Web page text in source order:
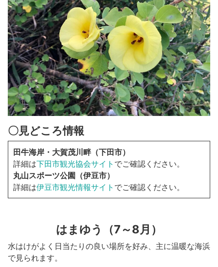
〇見どころ情報
田牛海岸・大賀茂川畔（下田市）
詳細は下田市観光協会サイト でご確認ください。
丸山スポーツ公園（伊豆市）
詳細は伊豆市観光情報サイト でご確認ください。
はまゆう（7～8月）
水はけがよく日当たりの良い場所を好み、主に温暖な海浜
で見られます。